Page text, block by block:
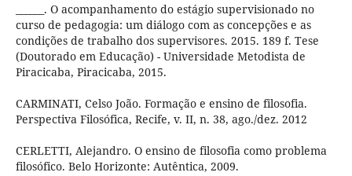
______. O acompanhamento do estágio supervisionado no
curso de pedagogia: um diálogo com as concepções e as
condições de trabalho dos supervisores. 2015. 189 f. Tese
(Doutorado em Educação) - Universidade Metodista de
Piracicaba, Piracicaba, 2015.
CARMINATI, Celso João. Formação e ensino de filosofia.
Perspectiva Filosófica, Recife, v. II, n. 38, ago./dez. 2012
CERLETTI, Alejandro. O ensino de filosofia como problema
filosófico. Belo Horizonte: Autêntica, 2009.